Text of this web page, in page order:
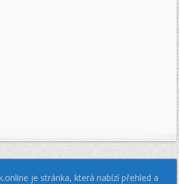
je stránka, která nabízí přehled a